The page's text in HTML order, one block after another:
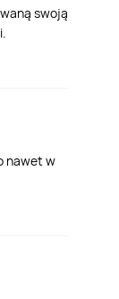
swoją
nawet w